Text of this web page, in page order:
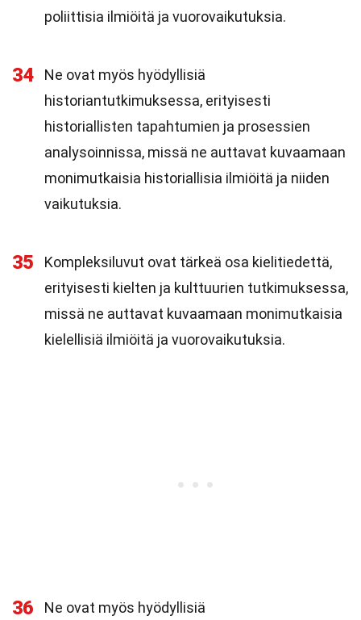
poliittisia ilmiöitä ja vuorovaikutuksia.
34
Ne ovat myös hyödyllisiä
historiantutkimuksessa, erityisesti
historiallisten tapahtumien ja prosessien
analysoinnissa, missä ne auttavat kuvaamaan
monimutkaisia historiallisia ilmiöitä ja niiden
vaikutuksia.
35
Kompleksiluvut ovat tärkeä osa kielitiedettä,
erityisesti kielten ja kulttuurien tutkimuksessa,
missä ne auttavat kuvaamaan monimutkaisia
kielellisiä ilmiöitä ja vuorovaikutuksia.
36
Ne ovat myös hyödyllisiä